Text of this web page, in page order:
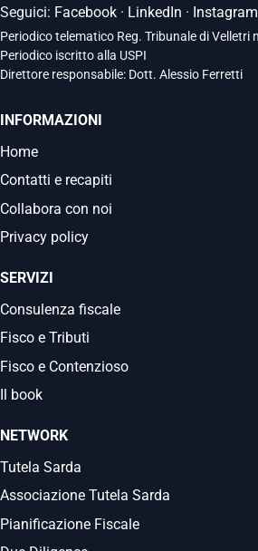
Seguici: Facebook · LinkedIn · Instagram
Periodico telematico Reg. Tribunale di Velletri
Periodico iscritto alla USPI
Direttore responsabile: Dott. Alessio Ferretti
INFORMAZIONI
Home
Contatti e recapiti
Collabora con noi
Privacy policy
SERVIZI
Consulenza fiscale
Fisco e Tributi
Fisco e Contenzioso
Il book
NETWORK
Tutela Sarda
Associazione Tutela Sarda
Pianificazione Fiscale